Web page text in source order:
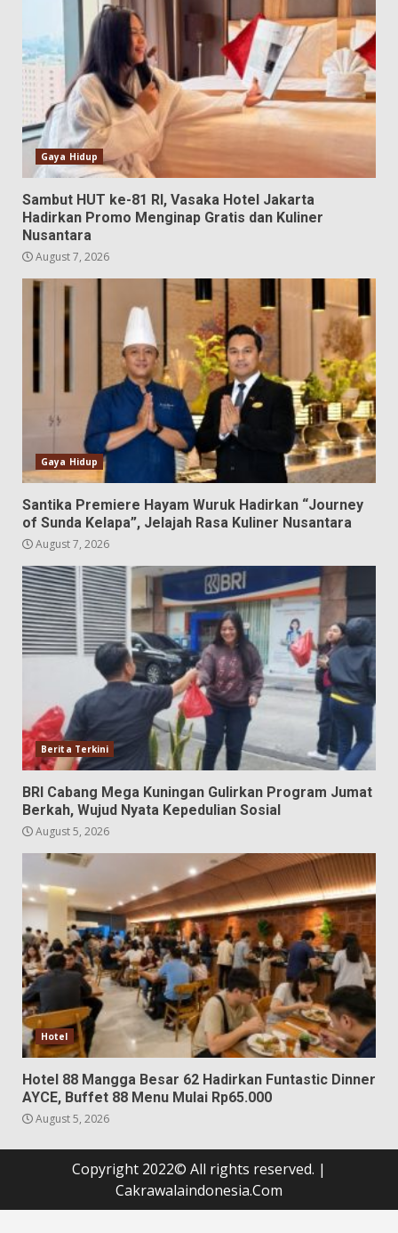
Gaya Hidup
Sambut HUT ke-81 RI, Vasaka Hotel Jakarta
Hadirkan Promo Menginap Gratis dan Kuliner
Nusantara
August 7, 2026
Gaya Hidup
Santika Premiere Hayam Wuruk Hadirkan “Journey
of Sunda Kelapa”, Jelajah Rasa Kuliner Nusantara
August 7, 2026
Berita Terkini
BRI Cabang Mega Kuningan Gulirkan Program Jumat
Berkah, Wujud Nyata Kepedulian Sosial
August 5, 2026
Hotel
Hotel 88 Mangga Besar 62 Hadirkan Funtastic Dinner
AYCE, Buffet 88 Menu Mulai Rp65.000
August 5, 2026
Copyright 2022© All rights reserved. |
Cakrawalaindonesia.Com